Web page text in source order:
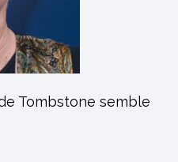
Tombstone semble